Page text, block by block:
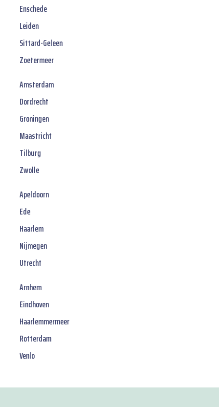
Enschede
Leiden
Sittard-Geleen
Zoetermeer
Amsterdam
Dordrecht
Groningen
Maastricht
Tilburg
Zwolle
Apeldoorn
Ede
Haarlem
Nijmegen
Utrecht
Arnhem
Eindhoven
Haarlemmermeer
Rotterdam
Venlo